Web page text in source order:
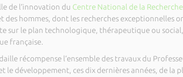
de l’innovation du Centre National de la
des hommes, dont les recherches exceptionnelles
sur le plan technologique, thérapeutique ou
française.
récompense l’ensemble des travaux du
le développement, ces dix dernières années, de la